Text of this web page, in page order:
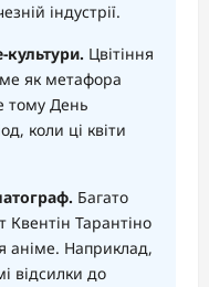
індустрії.
Цвітіння
як метафора
тому День
коли ці квіти
Багато
Квентін Тарантіно
аніме. Наприклад,
відсилки до